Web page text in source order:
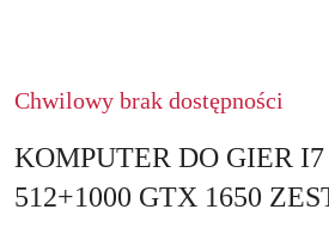
Chwilowy brak dostępności
KOMPUTER DO GIER I7
512+1000 GTX 1650